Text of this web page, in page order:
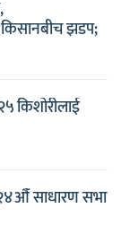
किसानबीच झडप;
किशोरीलाई
२४औँ साधारण सभा